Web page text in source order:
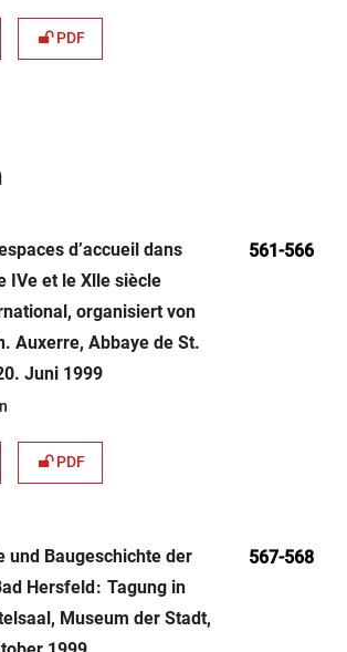
PDF
d’accueil dans
IVe et le Xlle siècle
organisiert von
Auxerre, Abbaye de St.
Juni 1999
PDF
561-566
und Baugeschichte der
Hersfeld Tagung in
Museum der Stadt,
567-568